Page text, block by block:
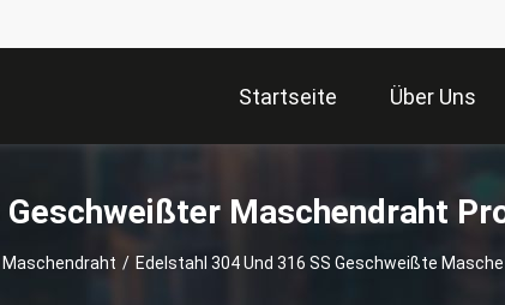
Startseite Über Uns
Geschweißter Maschendraht
/ Edelstahl 304 Und 316 SS Geschweißte